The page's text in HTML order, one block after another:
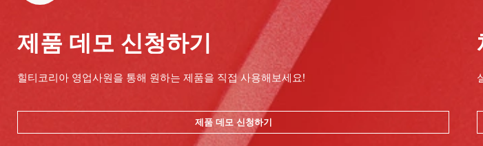
제품 데모 신청하기
힐티코리아 영업사원을 통해 원하는 제품을 직접 사용해보세요!
제품 데모 신청하기